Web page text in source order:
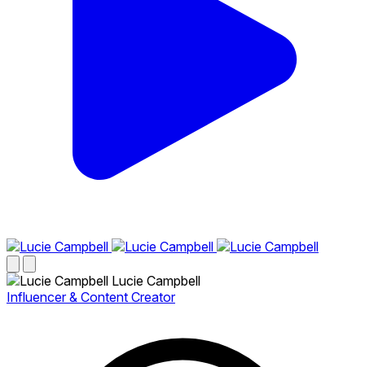
Lucie Campbell
Influencer & Content Creator